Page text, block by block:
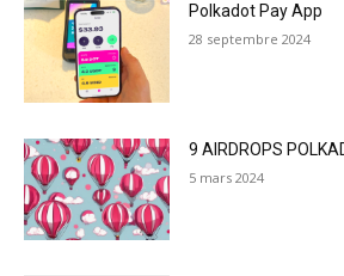
Polkadot Pay App
28 septembre 2024
9 AIRDROPS
5 mars 2024